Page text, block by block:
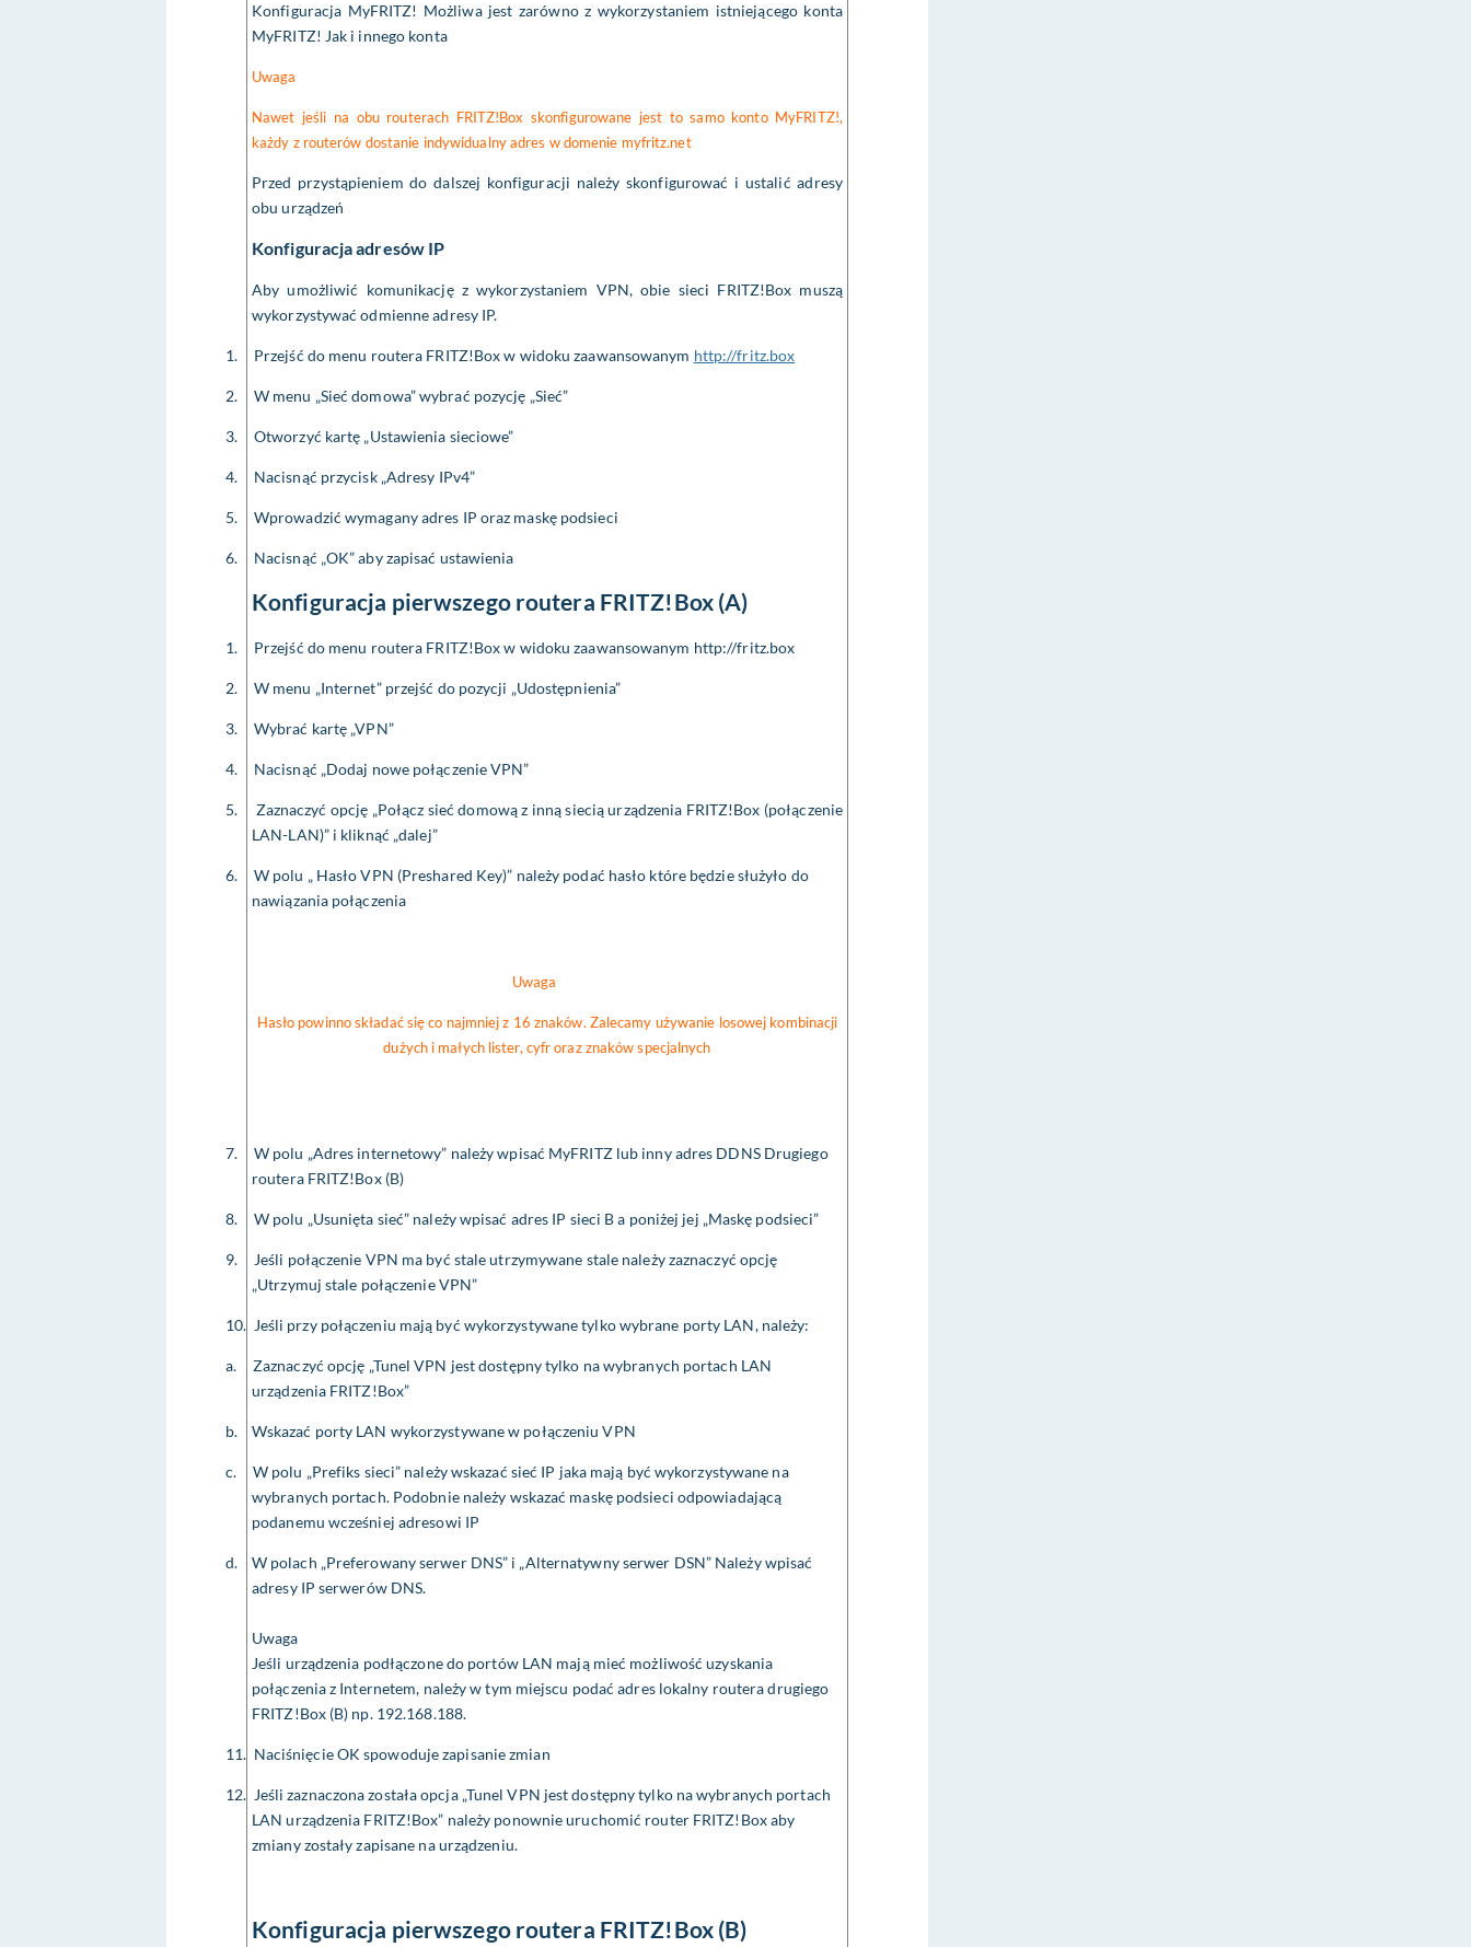
Konfiguracja MyFRITZ! Możliwa jest zarówno z wykorzystaniem istniejącego konta
MyFRITZ! Jak i innego konta
Uwaga
Nawet jeśli na obu routerach FRITZ!Box skonfigurowane jest to samo konto MyFRITZ!,
każdy z routerów dostanie indywidualny adres w domenie myfritz.net
Przed przystąpieniem do dalszej konfiguracji należy skonfigurować i ustalić adresy
obu urządzeń
Konfiguracja adresów IP
Aby umożliwić komunikację z wykorzystaniem VPN, obie sieci FRITZ!Box muszą
wykorzystywać odmienne adresy IP.
1. Przejść do menu routera FRITZ!Box w widoku zaawansowanym http://fritz.box
2. W menu „Sieć domowa” wybrać pozycję „Sieć”
3. Otworzyć kartę „Ustawienia sieciowe”
4. Nacisnąć przycisk „Adresy IPv4”
5. Wprowadzić wymagany adres IP oraz maskę podsieci
6. Nacisnąć „OK” aby zapisać ustawienia
Konfiguracja pierwszego routera FRITZ!Box (A)
1. Przejść do menu routera FRITZ!Box w widoku zaawansowanym http://fritz.box
2. W menu „Internet” przejść do pozycji „Udostępnienia”
3. Wybrać kartę „VPN”
4. Nacisnąć „Dodaj nowe połączenie VPN”
5.
Zaznaczyć opcję „Połącz sieć domową z inną siecią urządzenia FRITZ!Box (połączenie
LAN-LAN)” i kliknąć „dalej”
6.
W polu „ Hasło VPN (Preshared Key)” należy podać hasło które będzie służyło do
nawiązania połączenia
Uwaga
Hasło powinno składać się co najmniej z 16 znaków. Zalecamy używanie losowej kombinacji
dużych i małych lister, cyfr oraz znaków specjalnych
7.
W polu „Adres internetowy” należy wpisać MyFRITZ lub inny adres DDNS Drugiego
routera FRITZ!Box (B)
8. W polu „Usunięta sieć” należy wpisać adres IP sieci B a poniżej jej „Maskę podsieci”
9.
Jeśli połączenie VPN ma być stale utrzymywane stale należy zaznaczyć opcję
„Utrzymuj stale połączenie VPN”
10. Jeśli przy połączeniu mają być wykorzystywane tylko wybrane porty LAN, należy:
a.
Zaznaczyć opcję „Tunel VPN jest dostępny tylko na wybranych portach LAN
urządzenia FRITZ!Box”
b. Wskazać porty LAN wykorzystywane w połączeniu VPN
c.
W polu „Prefiks sieci” należy wskazać sieć IP jaka mają być wykorzystywane na
wybranych portach. Podobnie należy wskazać maskę podsieci odpowiadającą
podanemu wcześniej adresowi IP
d.
W polach „Preferowany serwer DNS” i „Alternatywny serwer DSN” Należy wpisać
adresy IP serwerów DNS.
Uwaga
Jeśli urządzenia podłączone do portów LAN mają mieć możliwość uzyskania
połączenia z Internetem, należy w tym miejscu podać adres lokalny routera drugiego
FRITZ!Box (B) np. 192.168.188.
11. Naciśnięcie OK spowoduje zapisanie zmian
12. Jeśli zaznaczona została opcja „Tunel VPN jest dostępny tylko na wybranych portach
LAN urządzenia FRITZ!Box” należy ponownie uruchomić router FRITZ!Box aby
zmiany zostały zapisane na urządzeniu.
Konfiguracja pierwszego routera FRITZ!Box (B)